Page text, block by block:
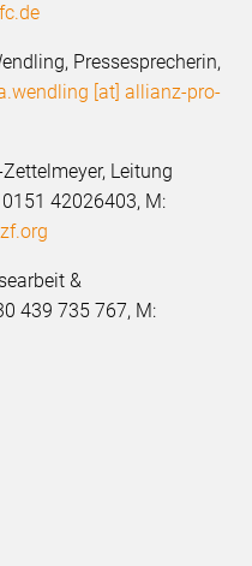
Pressesprecherin,
[at] allianz-pro-
Leitung
42026403, M:
&
439 735 767, M: